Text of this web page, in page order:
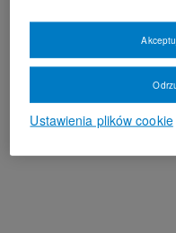
Ustawienia plików cookie